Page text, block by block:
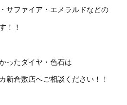
サファイア・エメラルドなどの
！！
ったダイヤ・色石は
新倉敷店へご相談ください！！